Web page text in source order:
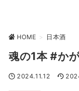
HOME > 日本酒
魂の1本 #か
2024.11.12